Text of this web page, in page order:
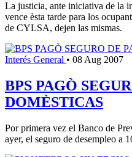
La justicia, ante iniciativa de la
vence èsta tarde para los
de CYLSA, dejen las mismas.
Interés General • 08 Aug 2007
BPS PAGÒ
DOMÈSTICAS
Por primera vez el Banco de
ayer, el seguro de desempleo a